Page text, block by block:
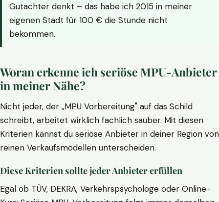
Gutachter denkt – das habe ich 2015 in meiner
eigenen Stadt für 100 € die Stunde nicht
bekommen.
Woran erkenne ich seriöse MPU-Anbieter
in meiner Nähe?
Nicht jeder, der „MPU Vorbereitung" auf das Schild
schreibt, arbeitet wirklich fachlich sauber. Mit diesen
Kriterien kannst du seriöse Anbieter in deiner Region von
reinen Verkaufsmodellen unterscheiden.
Diese Kriterien sollte jeder Anbieter erfüllen
Egal ob TÜV, DEKRA, Verkehrspsychologe oder Online-